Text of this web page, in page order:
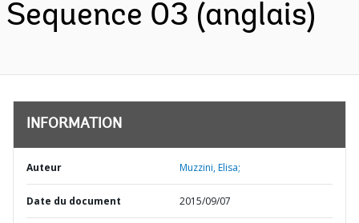
Sequence 03 (anglais)
INFORMATION
Auteur Muzzini, Elisa;
Date du document 2015/09/07